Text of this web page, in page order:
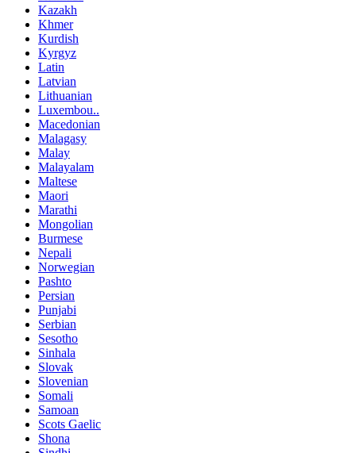
Kazakh
Khmer
Kurdish
Kyrgyz
Latin
Latvian
Lithuanian
Luxembou..
Macedonian
Malagasy
Malay
Malayalam
Maltese
Maori
Marathi
Mongolian
Burmese
Nepali
Norwegian
Pashto
Persian
Punjabi
Serbian
Sesotho
Sinhala
Slovak
Slovenian
Somali
Samoan
Scots Gaelic
Shona